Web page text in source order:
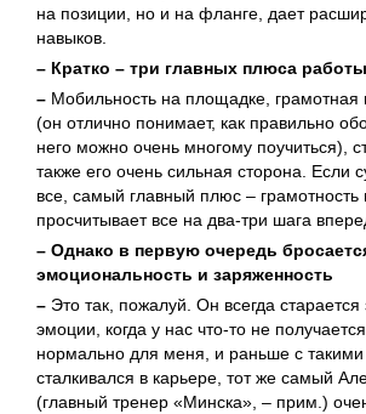
на позиции, но и на фланге, дает
навыков.
– Кратко – три главных плюса
– Мобильность на площадке, грамотная
(он отлично понимает, как правильно
него можно очень многому поучиться),
также его очень сильная сторона. Если
все, самый главный плюс – грамотность
просчитывает все на два-три шага
– Однако в первую очередь
эмоциональность и заряженность
– Это так, пожалуй. Он всегда старается
эмоции, когда у нас что-то не
нормально для меня, и раньше с
сталкивался в карьере, тот же самый
(главный тренер «Минска», – прим.)